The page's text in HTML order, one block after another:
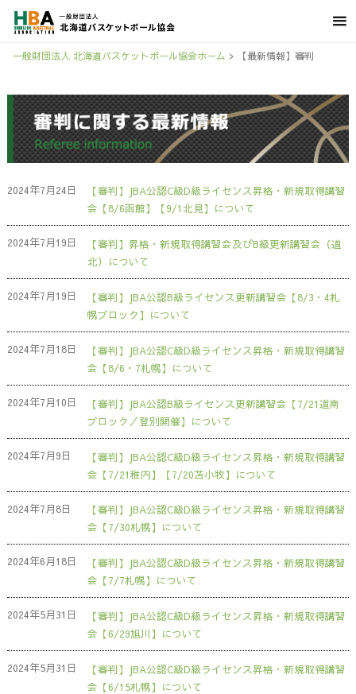
一般財団法人 北海道バスケットボール協会ホーム > 【最新情報】審判
2024年7月24日
【審判】JBA公認C級D級ライセンス昇格・新規取得講習
会【8/6函館】【9/1北見】について
2024年7月19日
【審判】昇格・新規取得講習会及びB級更新講習会（道
北）について
2024年7月19日
【審判】JBA公認B級ライセンス更新講習会【8/3・4札
幌ブロック】について
2024年7月18日
【審判】JBA公認C級D級ライセンス昇格・新規取得講習
会【8/6・7札幌】について
2024年7月10日
【審判】JBA公認B級ライセンス更新講習会【7/21道南
ブロック／登別開催】について
2024年7月9日
【審判】JBA公認C級D級ライセンス昇格・新規取得講習
会【7/21稚内】【7/20苫小牧】について
2024年7月8日
【審判】JBA公認C級D級ライセンス昇格・新規取得講習
会【7/30札幌】について
2024年6月18日
【審判】JBA公認C級D級ライセンス昇格・新規取得講習
会【7/7札幌】について
2024年5月31日
【審判】JBA公認C級D級ライセンス昇格・新規取得講習
会【6/29旭川】について
2024年5月31日
【審判】JBA公認C級D級ライセンス昇格・新規取得講習
会【6/15札幌】について